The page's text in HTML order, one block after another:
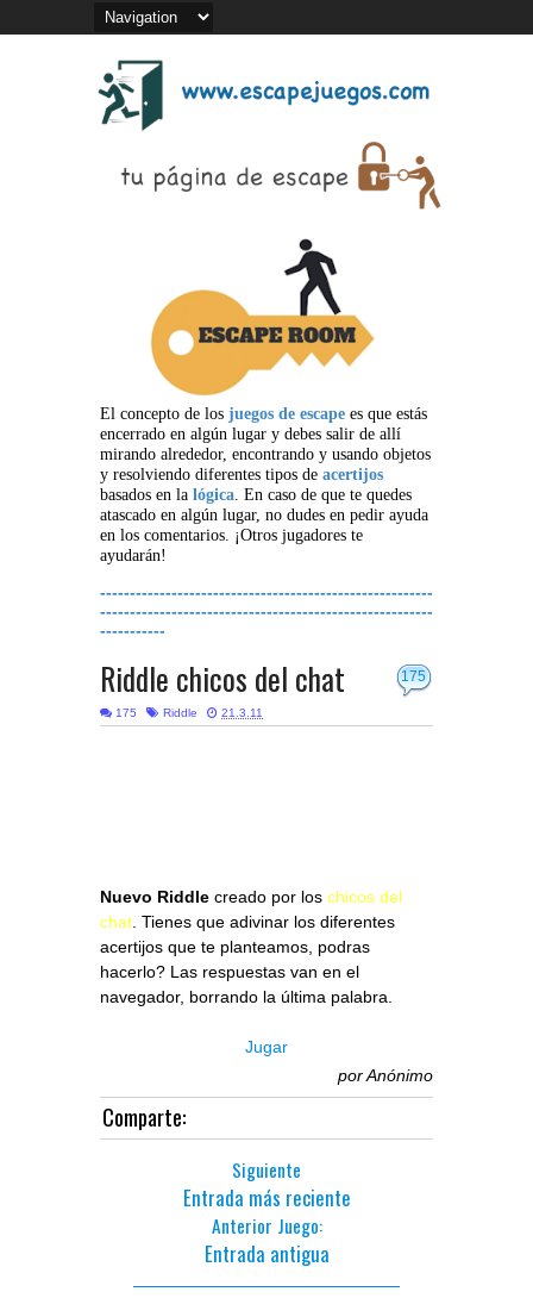
El concepto de los juegos de escape es que estás
encerrado en algún lugar y debes salir de allí
mirando alrededor, encontrando y usando objetos
y resolviendo diferentes tipos de acertijos
basados en la lógica. En caso de que te quedes
atascado en algún lugar, no dudes en pedir ayuda
en los comentarios. ¡Otros jugadores te
ayudarán!
--------------------------------------------------------
--------------------------------------------------------
-----------
175
Riddle chicos del chat
175 Riddle 21.3.11
Nuevo Riddle creado por los chicos del
chat. Tienes que adivinar los diferentes
acertijos que te planteamos, podras
hacerlo? Las respuestas van en el
navegador, borrando la última palabra.
Jugar
porAnónimo
Comparte:
Siguiente
Entrada más reciente
Anterior Juego:
Entrada antigua